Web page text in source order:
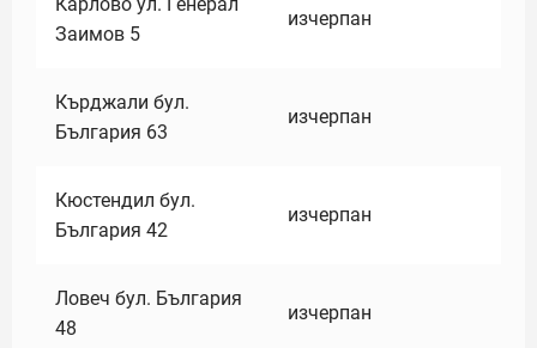
Заимов 5
изчерпан
Кърджали бул.
България 63
изчерпан
Кюстендил бул.
България 42
изчерпан
Ловеч бул. България
48
изчерпан